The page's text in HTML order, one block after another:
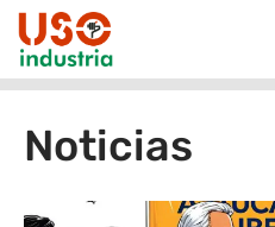
Skip to main content
Noticias